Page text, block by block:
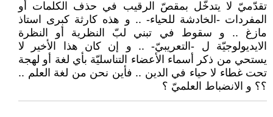
تقدّميّ لا يتدخّل بمقصّ الرقيب في حذف الكلمات أو
المفردات -الخادشة للحياء- .. و هذه كارثة كبرى استاذ
مازغ .. و سقوط في تبني لبّ النظرية أو النظرة
الايديولوجيّة ل -التعريبيّ- .. و إن كان هذا الأخير لا
يستحي من ذكر أسماء الأعضاء التناسليّة بأي لغة أو لهجة
تحت غطاء لا حياء في الدين .. فأين نحن من لغة العلم ..
؟؟ و الانضباط العلميّ ؟